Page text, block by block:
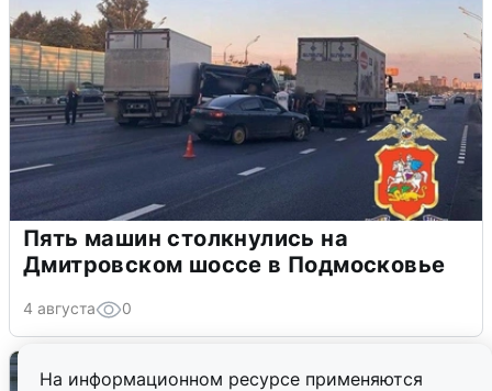
На информационном ресурсе применяются
Пять машин столкнулись на
Дмитровском шоссе в Подмосковье
4 августа 0